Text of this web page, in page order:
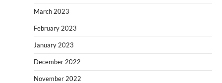
March 2023
February 2023
January 2023
December 2022
November 2022